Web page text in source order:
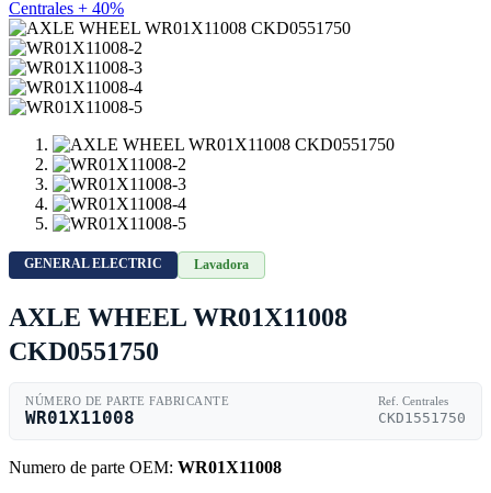
Centrales + 40%
GENERAL ELECTRIC Lavadora
AXLE WHEEL WR01X11008
CKD0551750
NÚMERO DE PARTE FABRICANTE
WR01X11008
Ref. Centrales
CKD1551750
Numero de parte OEM: WR01X11008